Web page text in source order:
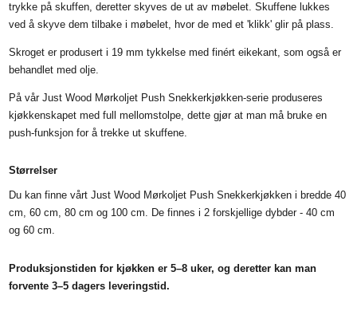
trykke på skuffen, deretter skyves de ut av møbelet. Skuffene lukkes
ved å skyve dem tilbake i møbelet, hvor de med et 'klikk' glir på plass.
Skroget er produsert i 19 mm tykkelse med finért eikekant, som også er
behandlet med olje.
På vår Just Wood Mørkoljet Push Snekkerkjøkken-serie produseres
kjøkkenskapet med full mellomstolpe, dette gjør at man må bruke en
push-funksjon for å trekke ut skuffene.
Størrelser
Du kan finne vårt Just Wood Mørkoljet Push Snekkerkjøkken i bredde 40
cm, 60 cm, 80 cm og 100 cm. De finnes i 2 forskjellige dybder - 40 cm
og 60 cm.
Produksjonstiden for kjøkken er 5–8 uker, og deretter kan man
forvente 3–5 dagers leveringstid.